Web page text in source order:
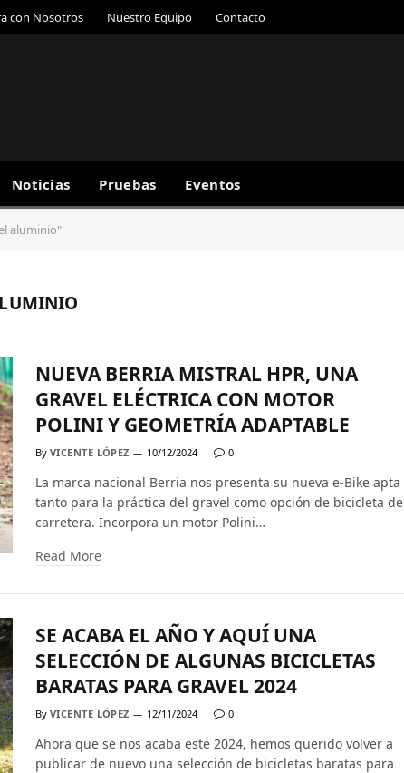
con Nosotros Nuestro Equipo Contacto
Noticias Pruebas Eventos
aluminio"
NUEVA BERRIA MISTRAL HPR, UNA
GRAVEL ELÉCTRICA CON MOTOR
POLINI Y GEOMETRÍA ADAPTABLE
By VICENTE LÓPEZ 10/12/2024 0
La marca nacional Berria nos presenta su nueva e-Bike apta
tanto para la práctica del gravel como opción de bicicleta de
carretera. Incorpora un motor Polini…
Read More
SE ACABA EL AÑO Y AQUÍ UNA
SELECCIÓN DE ALGUNAS BICICLETAS
BARATAS PARA GRAVEL 2024
By VICENTE LÓPEZ 12/11/2024 0
Ahora que se nos acaba este 2024, hemos querido volver a
publicar de nuevo una selección de bicicletas baratas para